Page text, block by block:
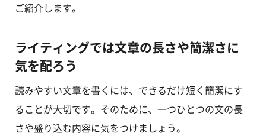
ご紹介します。
ライティングでは文章の長さや簡潔さに
気を配ろう
読みやすい文章を書くには、できるだけ短く簡潔にす
ることが大切です。そのために、一つひとつの文の長
さや盛り込む内容に気をつけましょう。